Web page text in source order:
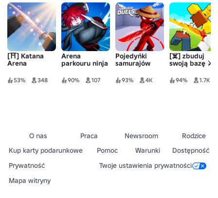
[⛩️] Katana
Arena
53% 348
Arena
parkouru ninja
90% 107
Pojedyńki
samurajów
93% 4K
[☠️] zbuduj
swoją bazę ⚔️
94% 1.7K
O nas Praca Newsroom
Rodzice
Kup karty podarunkowe
Pomoc Warunki
Dostępność
Prywatność
Twoje ustawienia prywatności
Mapa witryny